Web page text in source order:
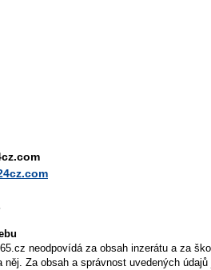
neodpovídá za obsah inzerátu a za
něj. Za obsah a správnost uvedených